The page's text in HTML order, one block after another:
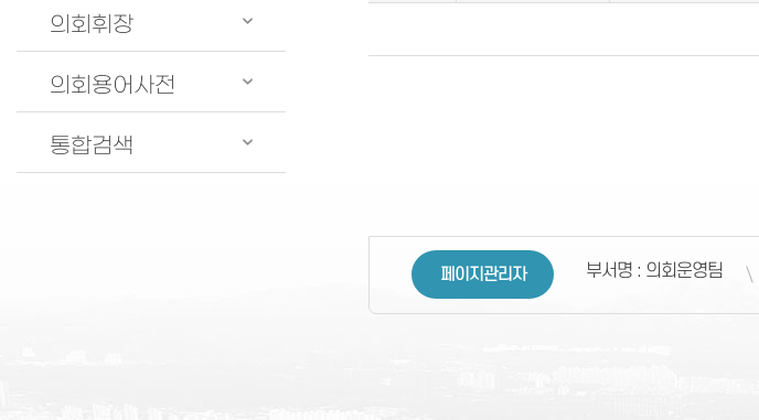
의회휘장
의회용어사전
통합검색
페이지관리자 부서명 : 의회운영팀